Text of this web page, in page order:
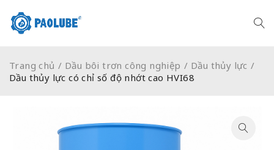
Trang chủ / Dầu bôi trơn công nghiệp / Dầu thủy lực /
Dầu thủy lực có chỉ số độ nhớt cao HVI68